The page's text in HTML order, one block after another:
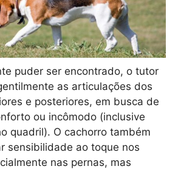
puder ser encontrado, o tutor
as articulações dos
e posteriores, em busca de
ou incômodo (inclusive
quadril). O cachorro também
sensibilidade ao toque nos
nas pernas, mas